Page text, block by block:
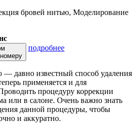
бровей нитью, Моделирование
подробнее
— давно известный способ удаления
применяется и для
процедуру коррекции
или в салоне. Очень важно знать
данной процедуры, чтобы
и аккуратно.